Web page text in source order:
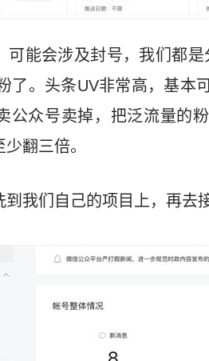
可能会涉及封号，我们都
了。头条UV非常高，基本
公众号卖掉，把泛流量的
翻三倍。
我们自己的项目上，再去